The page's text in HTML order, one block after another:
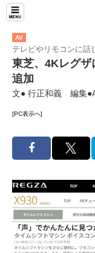
AV
テレビやリモコンに話
東芝、4Kレグザ
追加
文● 行正和義 編集
[PC表示へ]